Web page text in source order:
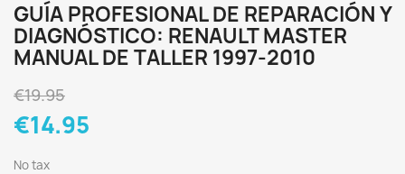
GUÍA PROFESIONAL DE REPARACIÓN Y
DIAGNÓSTICO: RENAULT MASTER
MANUAL DE TALLER 1997-2010
€19.95
€14.95
No tax